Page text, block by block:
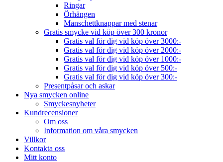
Ringar
Örhängen
Manschettknappar med stenar
Gratis smycke vid köp över 300 kronor
Gratis val för dig vid köp över 3000:-
Gratis val för dig vid köp över 2000:-
Gratis val för dig vid köp över 1000:-
Gratis val för dig vid köp över 500:-
Gratis val för dig vid köp över 300:-
Presentpåsar och askar
Nya smycken online
Smyckesnyheter
Kundrecensioner
Om oss
Information om våra smycken
Villkor
Kontakta oss
Mitt konto